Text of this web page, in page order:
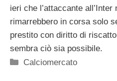
ieri che l’attaccante
rimarrebbero in corsa solo
prestito con diritto di
sembra ciò sia possibile.
Categorie
Calciomercato